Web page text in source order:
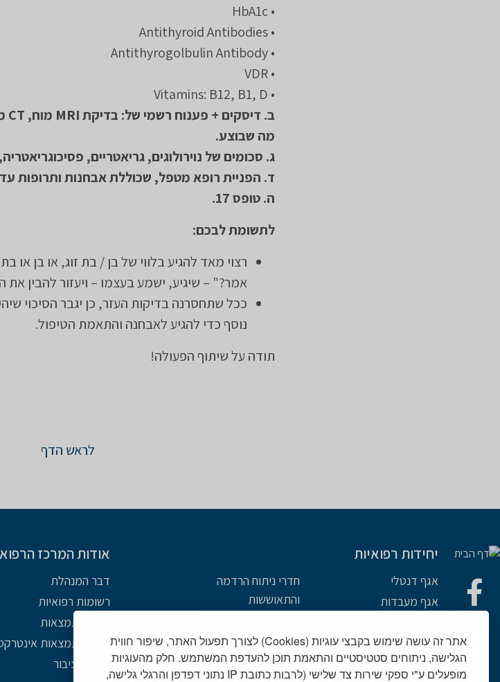
אתר זה עושה שימוש בקבצי עוגיות (Cookies) לצורך תפעול האתר, שיפור חווית
הגלישה, ניתוחים סטטיסטיים והתאמת תוכן להעדפת המשתמש. חלק מהעוגיות
מופעלים ע"י ספקי שירות צד שלישי (לרבות כתובת IP נתוני דפדפן והרגלי גלישה,
• HbA1c
• Antithyroid Antibodies
• Antithyrogolbulin Antibody
• VDR
• Vitamins: B12, B1, D
מה שבוצע.
ג. סכומים של נוירולוגים, גריאטריים,
ד. הפניית רופא מטפל, שכוללת אבחנות ותרופות
ה. טופס 17.
לתשומת לבכם:
רצוי מאד להגיע בלווי של בן / בת זוג, או בן
אמר?" – שיגיע, ישמע בעצמו – ויעזור להבין
ככל שתחסרנה בדיקות העזר, כן יגבר הסיכוי
נוסף כדי להגיע לאבחנה והתאמת הטיפול.
תודה על שיתוף הפעולה!
לראש הדף
יחידות רפואיות
אגף דנטלי
אגף מעבדות
אורתופדיה חטיבה
אף אוזן גרון חטיבה
חדרי ניתוח הרדמה
והתאוששות
מחלקות מנתחות
מערך הדימות
אודות המרכז
דבר המנהלת
רשומות רפואיות
מפת התמצאות
מפת התמצאות
פניות הציבור